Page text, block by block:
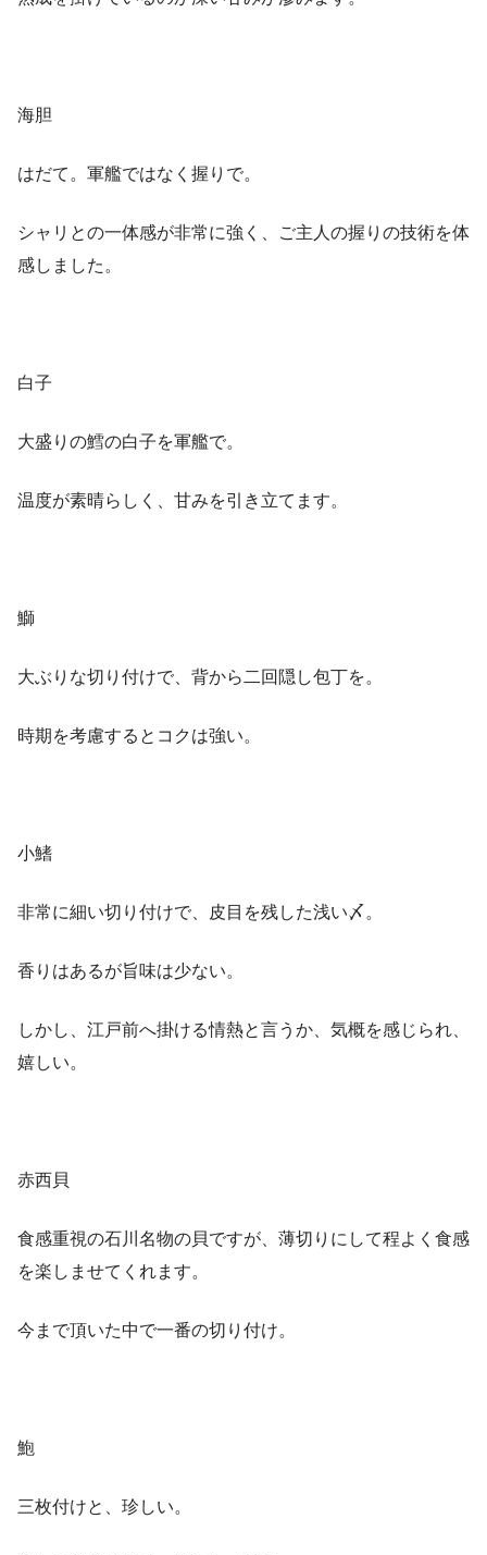
海胆
はだて。軍艦ではなく握りで。
シャリとの一体感が非常に強く、ご主人の握りの技術を体
感しました。
白子
大盛りの鱈の白子を軍艦で。
温度が素晴らしく、甘みを引き立てます。
鰤
大ぶりな切り付けで、背から二回隠し包丁を。
時期を考慮するとコクは強い。
小鰭
非常に細い切り付けで、皮目を残した浅い〆。
香りはあるが旨味は少ない。
しかし、江戸前へ掛ける情熱と言うか、気概を感じられ、
嬉しい。
赤西貝
食感重視の石川名物の貝ですが、薄切りにして程よく食感
を楽しませてくれます。
今まで頂いた中で一番の切り付け。
鮑
三枚付けと、珍しい。